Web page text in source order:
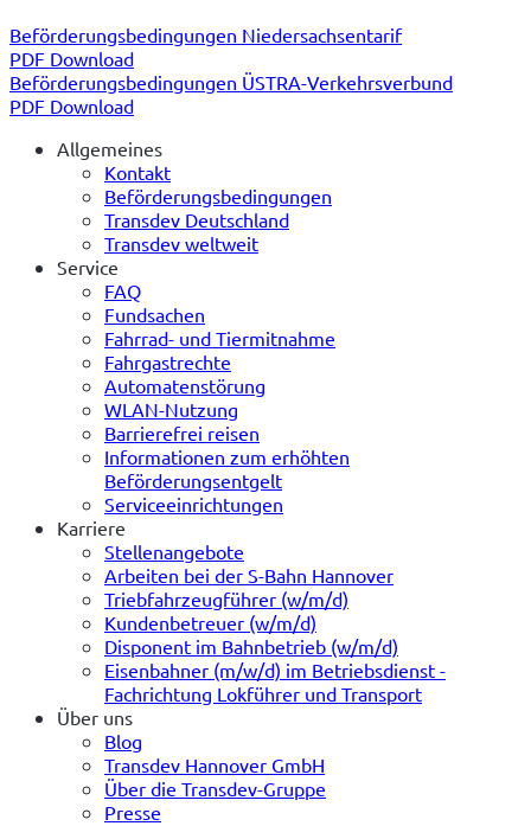
Beförderungsbedingungen Niedersachsentarif
PDF Download
Beförderungsbedingungen ÜSTRA-Verkehrsverbund
PDF Download
Allgemeines
Kontakt
Beförderungsbedingungen
Transdev Deutschland
Transdev weltweit
Service
FAQ
Fundsachen
Fahrrad- und Tiermitnahme
Fahrgastrechte
Automatenstörung
WLAN-Nutzung
Barrierefrei reisen
Informationen zum erhöhten
Beförderungsentgelt
Serviceeinrichtungen
Karriere
Stellenangebote
Arbeiten bei der S-Bahn Hannover
Triebfahrzeugführer (w/m/d)
Kundenbetreuer (w/m/d)
Disponent im Bahnbetrieb (w/m/d)
Eisenbahner (m/w/d) im Betriebsdienst -
Fachrichtung Lokführer und Transport
Über uns
Blog
Transdev Hannover GmbH
Über die Transdev-Gruppe
Presse